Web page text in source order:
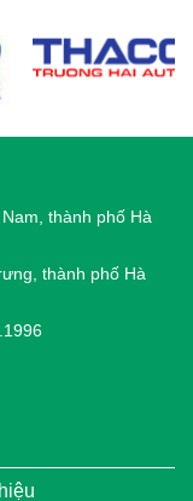
thành phố Hà
thành phố Hà